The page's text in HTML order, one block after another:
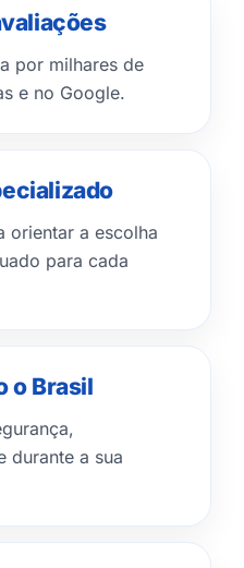
por milhares de
e no Google.
orientar a escolha
para cada
o Brasil
durante a sua